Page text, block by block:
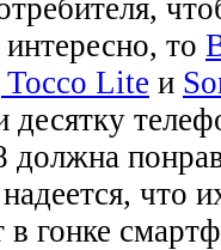
то
Tocco Lite и
десятку
должна
что
в гонке